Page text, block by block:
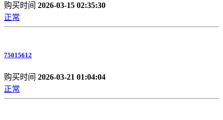
购买时间 2026-03-15 02:35:30
正常
75015612
购买时间 2026-03-21 01:04:04
正常